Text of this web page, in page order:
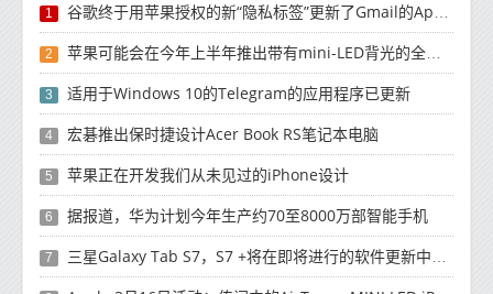
1 谷歌终于用苹果授权的新“隐私标签”更新了Gmail的App Store列表
2 苹果可能会在今年上半年推出带有mini-LED背光的全新12.9英寸iPad Pro
3 适用于Windows 10的Telegram的应用程序已更新
4 宏碁推出保时捷设计Acer Book RS笔记本电脑
5 苹果正在开发我们从未见过的iPhone设计
6 据报道，华为计划今年生产约70至8000万部智能手机
7 三星Galaxy Tab S7，S7 +将在即将进行的软件更新中获得新功能